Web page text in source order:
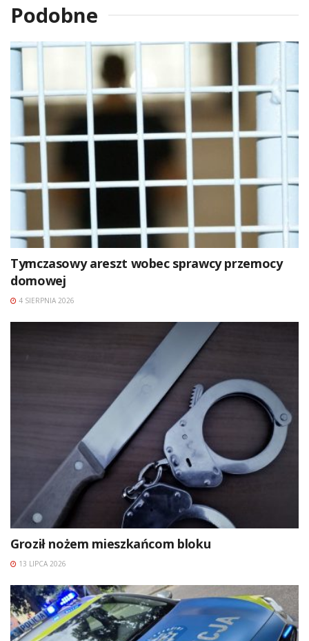
Podobne
Tymczasowy areszt wobec sprawcy przemocy
domowej
4 SIERPNIA 2026
Groził nożem mieszkańcom bloku
13 LIPCA 2026